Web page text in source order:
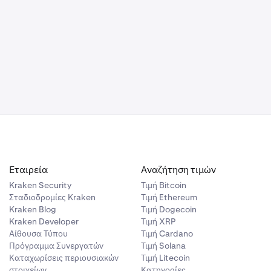
στον
Εταιρεία
Kraken Security
Σταδιοδρομίες Kraken
Kraken Blog
Kraken Developer
Αίθουσα Τύπου
Πρόγραμμα Συνεργατών
Καταχωρίσεις περιουσιακών
Αναζήτηση τιμών
Τιμή Βitcoin
Τιμή Ethereum
Τιμή Dogecoin
Τιμή XRP
Τιμή Cardano
Τιμή Solana
Τιμή Litecoin